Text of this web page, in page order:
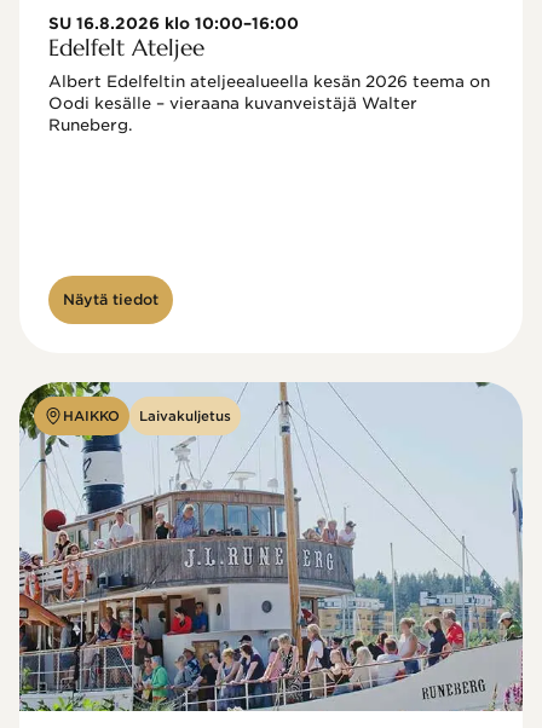
SU 16.8.2026 klo 10:00–16:00
Edelfelt Ateljee
Albert Edelfeltin ateljeealueella kesän 2026 teema on
Oodi kesälle – vieraana kuvanveistäjä Walter
Näytä tiedot
HAIKKO Laivakuljetus